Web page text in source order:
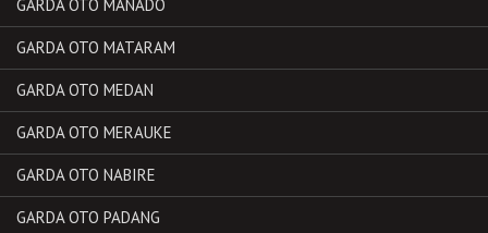
GARDA OTO MANADO
GARDA OTO MATARAM
GARDA OTO MEDAN
GARDA OTO MERAUKE
GARDA OTO NABIRE
GARDA OTO PADANG